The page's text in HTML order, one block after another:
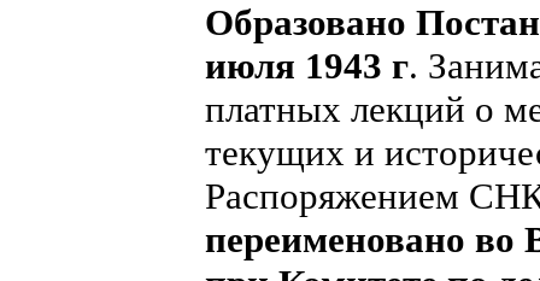
Образовано
июля 1943 г.
платных лекций о
текущих и
Распоряжением
переименовано во